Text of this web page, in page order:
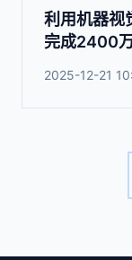
利用机器视
完成2400
2025-12-21